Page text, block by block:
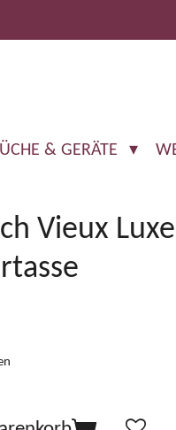
& GERÄTE
Vieux